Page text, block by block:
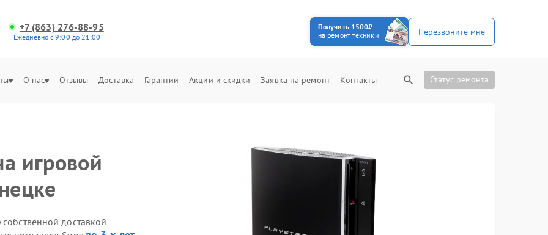
+7 (863) 276-88-95
Ежедневно с 9:00 до 21:00
Получить 1500₽
на ремонт техники
Перезвоните мне
О нас Отзывы Доставка Гарантии Акции и скидки Заявка на ремонт Контакты Статус ремонта
игровой
доставкой